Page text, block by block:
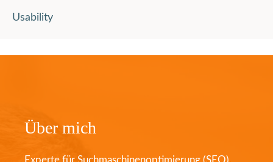
Usability
Über mich
Experte für Suchmaschinenoptimierung (SEO),